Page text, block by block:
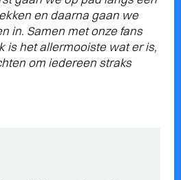
en daarna gaan we
in. Samen met onze fans
is het allermooiste wat er is,
om iedereen straks